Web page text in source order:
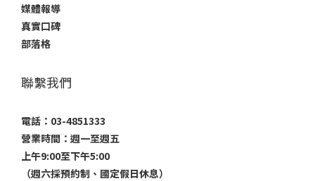
媒體報導
真實口碑
部落格
聯繫我們
電話：03-4851333
營業時間：週一至週五
上午9:00至下午5:00
（週六採預約制、國定假日休息）